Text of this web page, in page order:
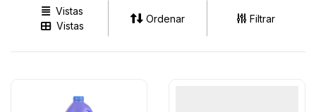
Vistas
Vistas
Ordenar Filtrar